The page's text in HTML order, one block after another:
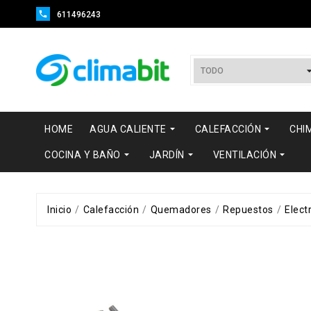
 611496243
HOME AGUA CALIENTE  CALEFACCIÓN 
COCINA Y BAÑO  JARDÍN  VENTILACIÓN 
Inicio Calefacción Quemadores Repuestos